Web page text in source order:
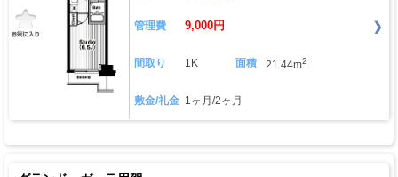
管理費 9,000円
間取り 1K 面積 21.44m2
敷金/礼金 1ヶ月/2ヶ月